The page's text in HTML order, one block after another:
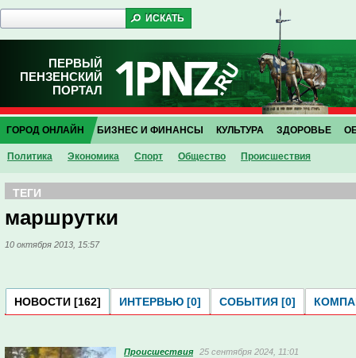
ПЕРВЫЙ
ПЕНЗЕНСКИЙ
ПОРТАЛ
ГОРОД ОНЛАЙН
Политика Экономика Спорт Общество Проиcшествия
БИЗНЕС И ФИНАНСЫ КУЛЬТУРА ЗДОРОВЬЕ
ТЕГИ
маршрутки
10 октября 2013, 15:57
НОВОСТИ [162] ИНТЕРВЬЮ [0] СОБЫТИЯ [0]
Проиcшествия 25 сентября 2024, 11:01